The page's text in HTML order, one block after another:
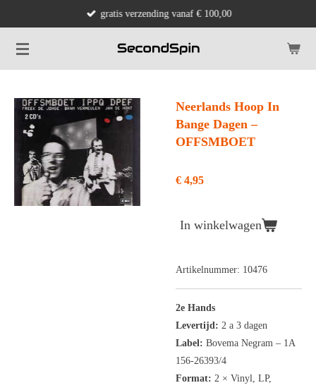
naar
de
gratis verzending vanaf € 100,00
Neerlands Hoop In
Bange Dagen ‎–
OFFSMBOET
€ 4,95
In winkelwagen
Artikelnummer: 10476
2e Hands
Levertijd: 2 a 3 dagen
Label: Bovema Negram ‎– 1A
156-26393/4
Format: 2 × Vinyl, LP,